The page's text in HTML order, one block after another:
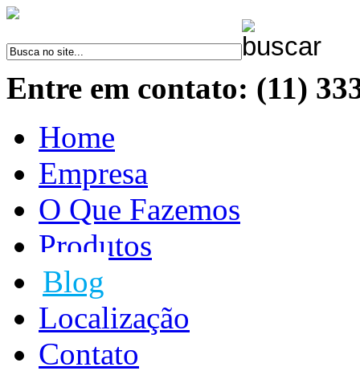
Entre em contato: (11)
Home
Empresa
O Que Fazemos
Produtos
Blog
Localização
Contato